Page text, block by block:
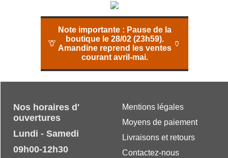
🦒
Note importante : Pause de la
boutique le 28/02 (23h59).
Amandine reprend les ventes
courant avril-mai.
🏺
Mentions légales
Moyens de paiement
Livraisons et retours
Contactez-nous
Nos horaires d'
ouvertures
Lundi - Samedi
09h00-12h30